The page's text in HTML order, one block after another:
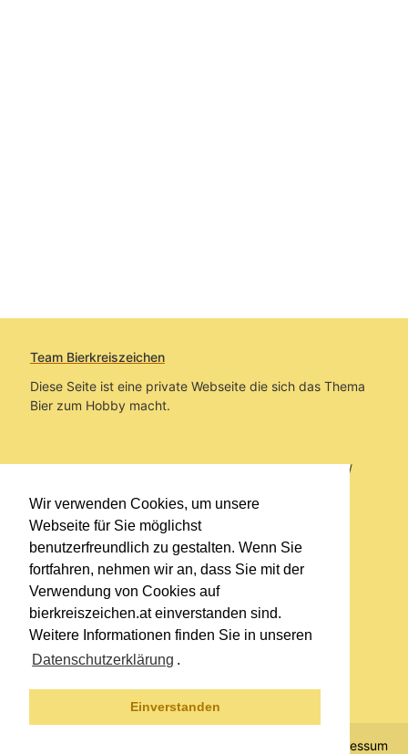
Wir verwenden Cookies, um unsere
Webseite für Sie möglichst
benutzerfreundlich zu gestalten. Wenn Sie
fortfahren, nehmen wir an, dass Sie mit der
Verwendung von Cookies auf
bierkreiszeichen.at einverstanden sind.
Weitere Informationen finden Sie in unseren
Datenschutzerklärung .
Einverstanden
Team Bierkreiszeichen
Diese Seite ist eine private Webseite die sich das Thema
Bier zum Hobby macht.
Sie befinden sich auf https://www.bierkreiszeichen.at/
im Pfad:Übers Bier/Brauereien/Fundstücke und
Informationen zu Brahma
Erstellt: 2019-01-30
Links
Impressum
Datenschutzerklärung
Impressum